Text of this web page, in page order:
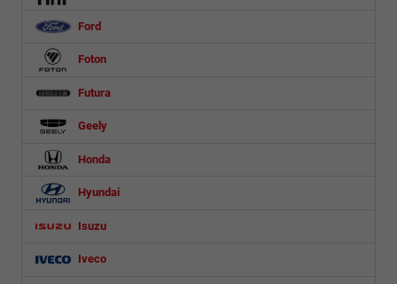
Ford
Foton
Futura
Geely
Honda
Hyundai
Isuzu
Iveco